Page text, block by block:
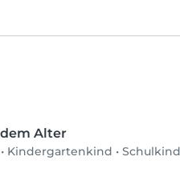
Alter
• Kindergartenkind • Schulkind